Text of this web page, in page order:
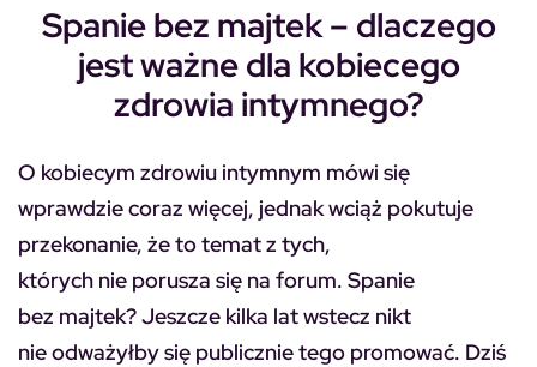
Spanie bez majtek – dlaczego
jest ważne dla kobiecego
zdrowia intymnego?
O kobiecym zdrowiu intymnym mówi się
wprawdzie coraz więcej, jednak wciąż pokutuje
przekonanie, że to temat z tych,
których nie porusza się na forum. Spanie
bez majtek? Jeszcze kilka lat wstecz nikt
nie odważyłby się publicznie tego promować. Dziś